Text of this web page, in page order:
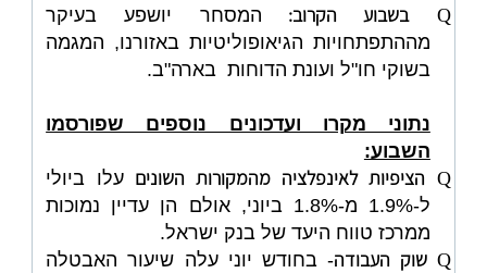
Q
בשבוע הקרוב: המסחר יושפע בעיקר
מההתפתחויות הגיאופוליטיות באזורנו, המגמה
בשוקי חו"ל ועונת הדוחות בארה"ב.
נתוני מקרו ועדכונים נוספים שפורסמו
השבוע:
Q הציפיות לאינפלציה מהמקורות השונים עלו ביולי
ל-1.9% מ-1.8% ביוני, אולם הן עדיין נמוכות
ממרכז טווח היעד של בנק ישראל.
Q שוק העבודה- בחודש יוני עלה שיעור האבטלה